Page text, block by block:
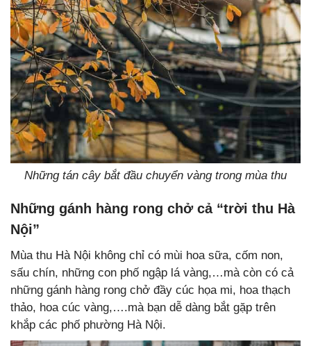
Những tán cây bắt đầu chuyển vàng trong mùa thu
Những gánh hàng rong chở cả “trời thu Hà
Nội”
Mùa thu Hà Nội không chỉ có mùi hoa sữa, cốm non,
sấu chín, những con phố ngập lá vàng,…mà còn có cả
những gánh hàng rong chở đầy cúc họa mi, hoa thạch
thảo, hoa cúc vàng,….mà bạn dễ dàng bắt gặp trên
khắp các phố phường Hà Nội.